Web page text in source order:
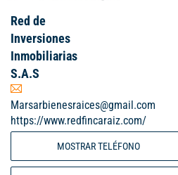
Red de
Inversiones
Inmobiliarias
S.A.S
Marsarbienesraices@gmail.com
https://www.redfincaraiz.com/
MOSTRAR TELÉFONO